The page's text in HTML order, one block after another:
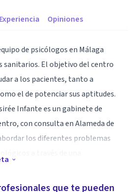
Experiencia Opiniones
de psicólogos en Málaga
sanitarios. El objetivo del centro
a los pacientes, tanto a
el de potenciar sus aptitudes.
Infante es un gabinete de
con consulta en Alameda de
los diferentes problemas
que te pueden